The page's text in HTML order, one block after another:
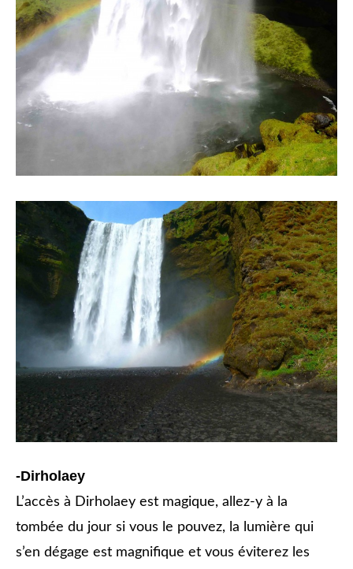
-Dirholaey
L’accès à Dirholaey est magique, allez-y à la
tombée du jour si vous le pouvez, la lumière qui
s’en dégage est magnifique et vous éviterez les